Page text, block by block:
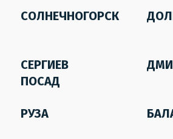
СОЛНЕЧНОГОРСК
СЕРГИЕВ
ПОСАД
РУЗА